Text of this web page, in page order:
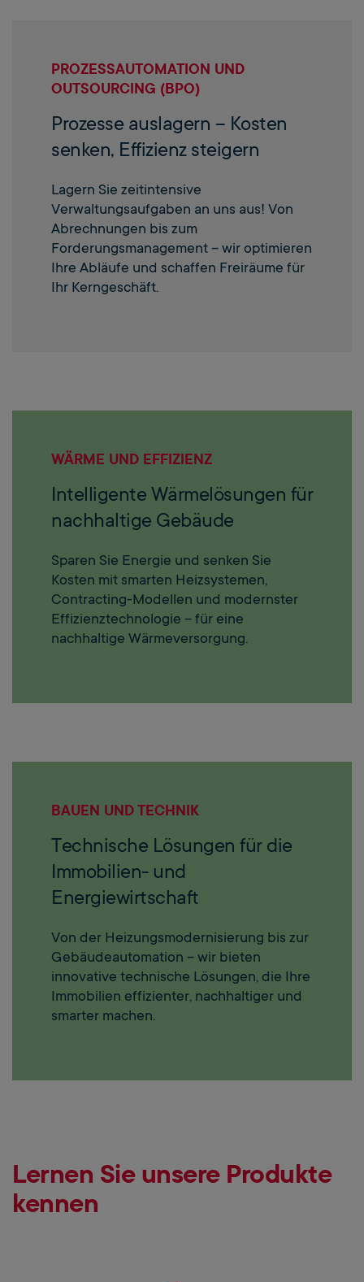
PROZESSAUTOMATION UND
OUTSOURCING (BPO)
Prozesse auslagern – Kosten
senken, Effizienz steigern
Lagern Sie zeitintensive
Verwaltungsaufgaben an uns aus! Von
Abrechnungen bis zum
Forderungsmanagement – wir optimieren
Ihre Abläufe und schaffen Freiräume für
Ihr Kerngeschäft.
WÄRME UND EFFIZIENZ
Intelligente Wärmelösungen für
nachhaltige Gebäude
Sparen Sie Energie und senken Sie
Kosten mit smarten Heizsystemen,
Contracting-Modellen und modernster
Effizienztechnologie – für eine
nachhaltige Wärmeversorgung.
BAUEN UND TECHNIK
Technische Lösungen für die
Immobilien- und
Energiewirtschaft
Von der Heizungsmodernisierung bis zur
Gebäudeautomation – wir bieten
innovative technische Lösungen, die Ihre
Immobilien effizienter, nachhaltiger und
smarter machen.
Lernen Sie unsere Produkte
kennen